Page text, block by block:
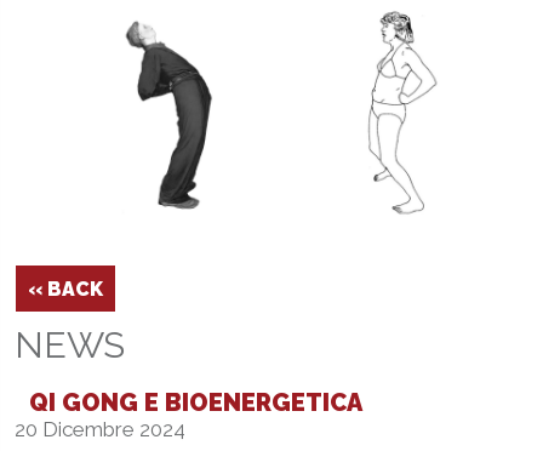
‹‹ BACK
NEWS
QI GONG E BIOENERGETICA
20 Dicembre 2024